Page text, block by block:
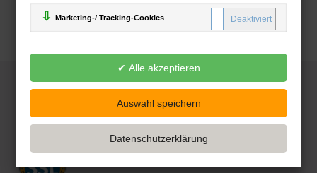
Marketing-/ Tracking-Cookies
Deutsche-Buchhandlung.de
www.deutsche-buchhandlung.de ist ein Angebot der
Handelsgesellschaft mbH
Powered by Inooga